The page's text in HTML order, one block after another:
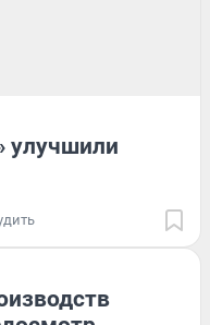
улучшили